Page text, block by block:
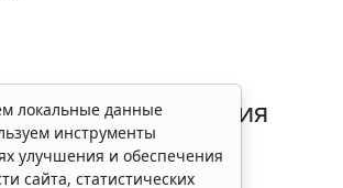
заключения
единственным
сократили
локальные данные
инструменты
улучшения и обеспечения
сайта, статистических